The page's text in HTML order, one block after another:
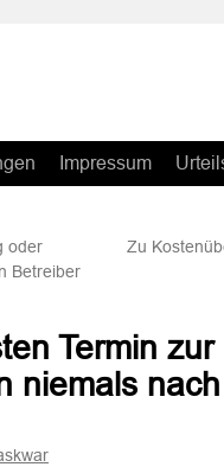
Impressum
oder
Betreiber
Zu
Termin
niemals